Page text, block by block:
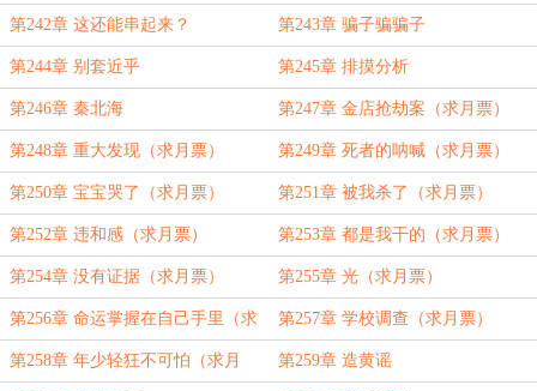
第242章 这还能串起来？ 第243章 骗子骗骗子
第244章 别套近乎 第245章 排摸分析
第246章 秦北海 第247章 金店抢劫案（求月票）
第248章 重大发现（求月票） 第249章 死者的呐喊（求月票）
第250章 宝宝哭了（求月票） 第251章 被我杀了（求月票）
第252章 违和感（求月票） 第253章 都是我干的（求月票）
第254章 没有证据（求月票） 第255章 光（求月票）
第256章 命运掌握在自己手里（求
月票）
第257章 学校调查（求月票）
第258章 年少轻狂不可怕（求月 第259章 造黄谣